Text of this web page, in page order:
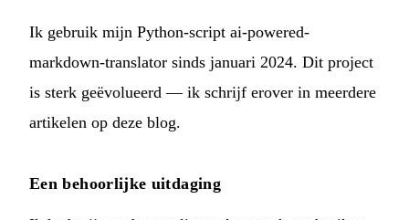
Ik gebruik mijn Python-script ai-powered-
markdown-translator sinds januari 2024. Dit project
is sterk geëvolueerd — ik schrijf erover in meerdere
artikelen op deze blog.
Een behoorlijke uitdaging